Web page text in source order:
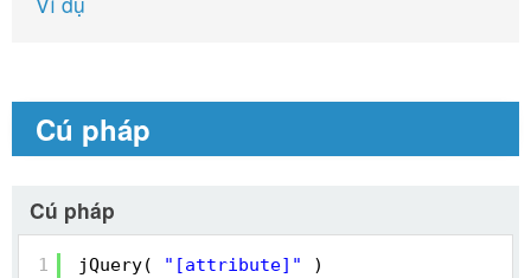
Cú pháp
Cú pháp
1 jQuery( "[attribute]" )